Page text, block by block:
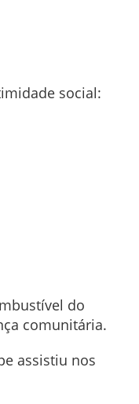
social:
do
comunitária.
assistiu nos